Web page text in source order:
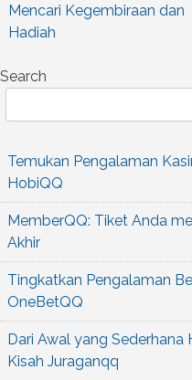
navigation
Mencari Kegembiraan dan
Hadiah
Search
Temukan Pengalaman
HobiQQ
MemberQQ: Tiket Anda
Akhir
Tingkatkan Pengalaman
OneBetQQ
Dari Awal yang Sederhana
Kisah Juraganqq